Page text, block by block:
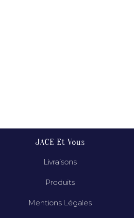
JACE Et Vous
Livraisons
Produits
Mentions Légales